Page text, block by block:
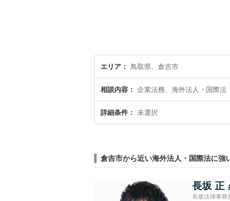
エリア 鳥取県、倉吉市
相談内容 企業法務、海外法人・国際法
詳細条件 未選択
倉吉市から近い海外法人・国際法に強
長坂 正
長坂法律事務